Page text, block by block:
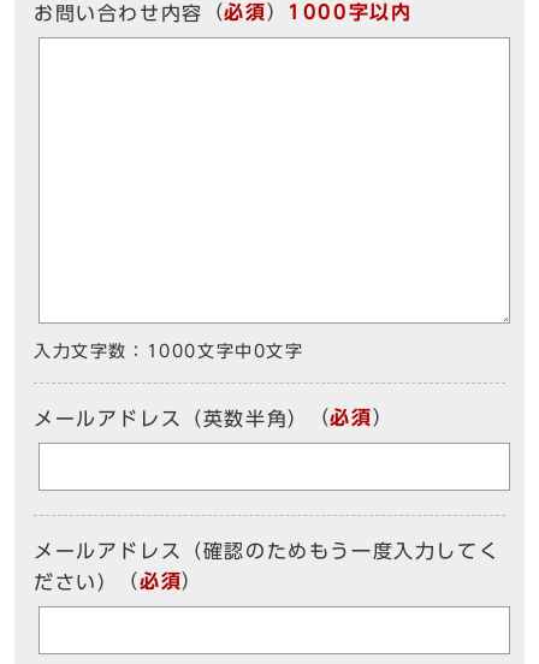
お問い合わせ内容 （必須） 1000字以内
入力文字数： 1000文字中 0文字
メールアドレス（英数半角） （必須）
メールアドレス（確認のためもう一度入力してく
ださい）
（必須）